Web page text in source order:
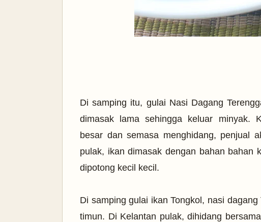
Di samping itu, gulai Nasi Dagang
dimasak lama sehingga keluar minyak.
besar dan semasa menghidang, penjual
pulak, ikan dimasak dengan bahan bahan
dipotong kecil kecil.
Di samping gulai ikan Tongkol, nasi
timun. Di Kelantan pulak, dihidang